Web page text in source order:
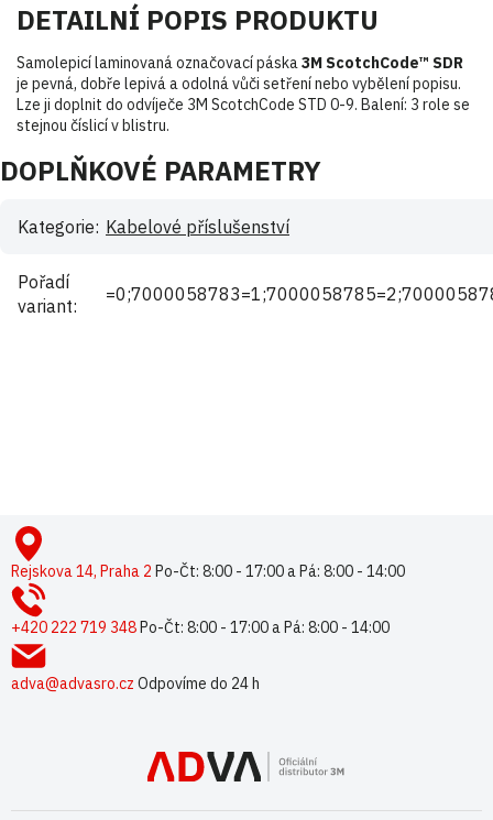
DETAILNÍ POPIS PRODUKTU
Samolepicí laminovaná označovací páska3M ScotchCode™ SDR
je pevná, dobře lepivá a odolná vůči setření nebo vybělení popisu.
Lze ji doplnit do odvíječe 3M ScotchCode STD 0-9. Balení: 3 role se
stejnou číslicí v blistru.
DOPLŇKOVÉ PARAMETRY
Kategorie: Kabelové příslušenství
Pořadí
variant:
pRejskova 14, Praha 2 Po-Čt: 8:00 - 17:00 a Pá: 8:00 - 14:00
+420 222 719 348Po-Čt: 8:00 - 17:00 a Pá: 8:00 - 14:00
adva@advasro.cz Odpovíme do 24 h